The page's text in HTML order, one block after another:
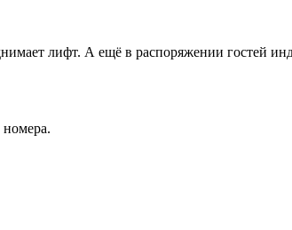
лифт. А ещё в распоряжении гостей